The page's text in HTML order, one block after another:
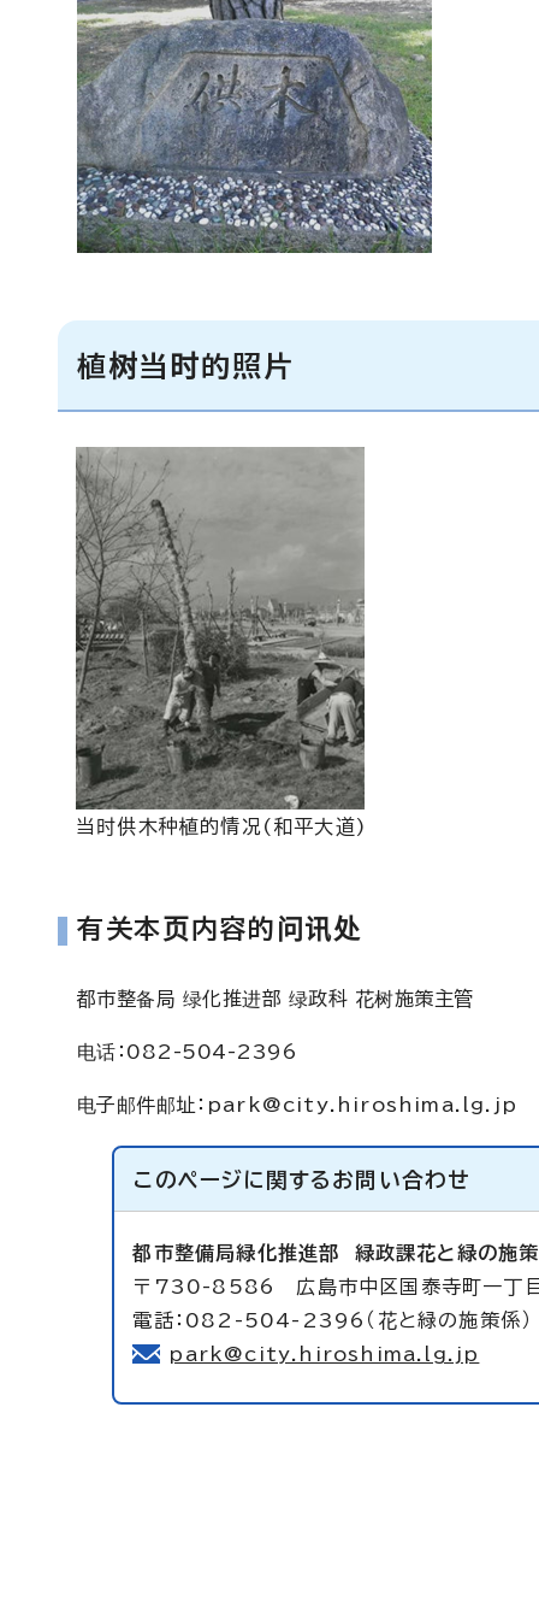
植树当时的照片
当时供木种植的情况(和平大道)
有关本页内容的问讯处
都市整备局 绿化推进部 绿政科 花树施策主管
电话：082-504-2396
电子邮件邮址 ： park@city.hiroshima.lg.jp
このページに関する お問い合わせ
都市整備局緑化推進部 緑政課花と緑の施
〒730-8586 広島市中区国泰寺町一丁
電話：082-504-2396（花と緑の施策係）
park@city.hiroshima.lg.jp